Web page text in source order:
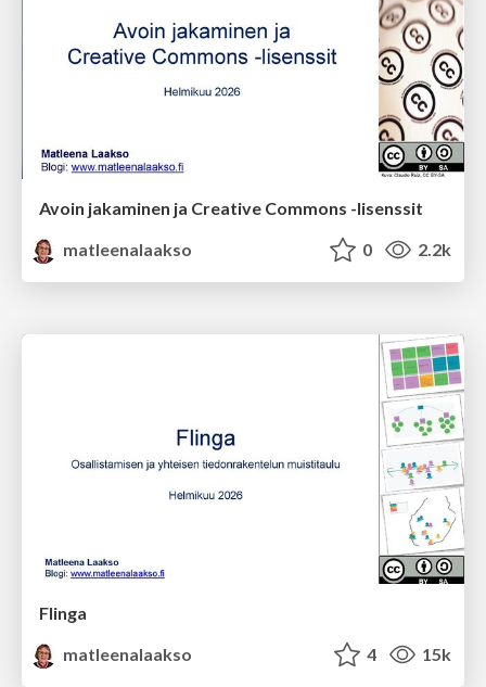
Avoin jakaminen ja Creative Commons -lisenssit
matleenalaakso
0 2.2k
Flinga
matleenalaakso
4 15k